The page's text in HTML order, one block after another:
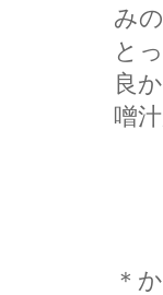
み
と
良
噌
＊